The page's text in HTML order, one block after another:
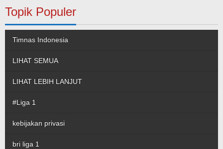
Topik Populer
Timnas Indonesia
LIHAT SEMUA
LIHAT LEBIH LANJUT
#Liga 1
kebijakan privasi
bri liga 1